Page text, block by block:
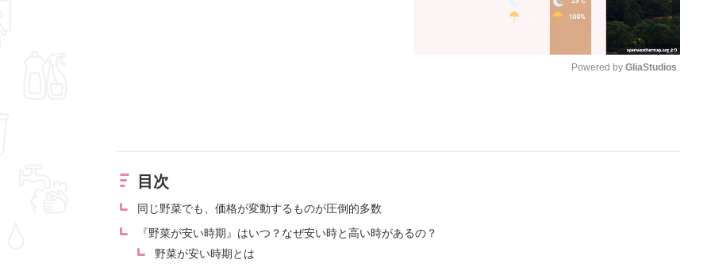
Powered by GliaStudios
目次
同じ野菜でも、価格が変動するものが圧倒的多数
『野菜が安い時期』はいつ？なぜ安い時と高い時があるの？
野菜が安い時期とは